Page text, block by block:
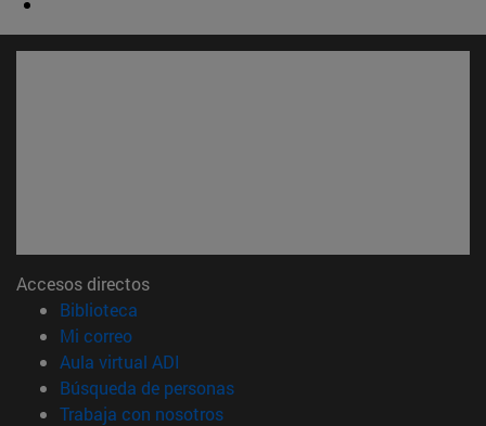
Accesos directos
Biblioteca
Mi correo(abre en nueva ventana)
Aula virtual ADI
Búsqueda de personas(abre en nueva ventana)
Trabaja con nosotros(abre en nueva ventana)